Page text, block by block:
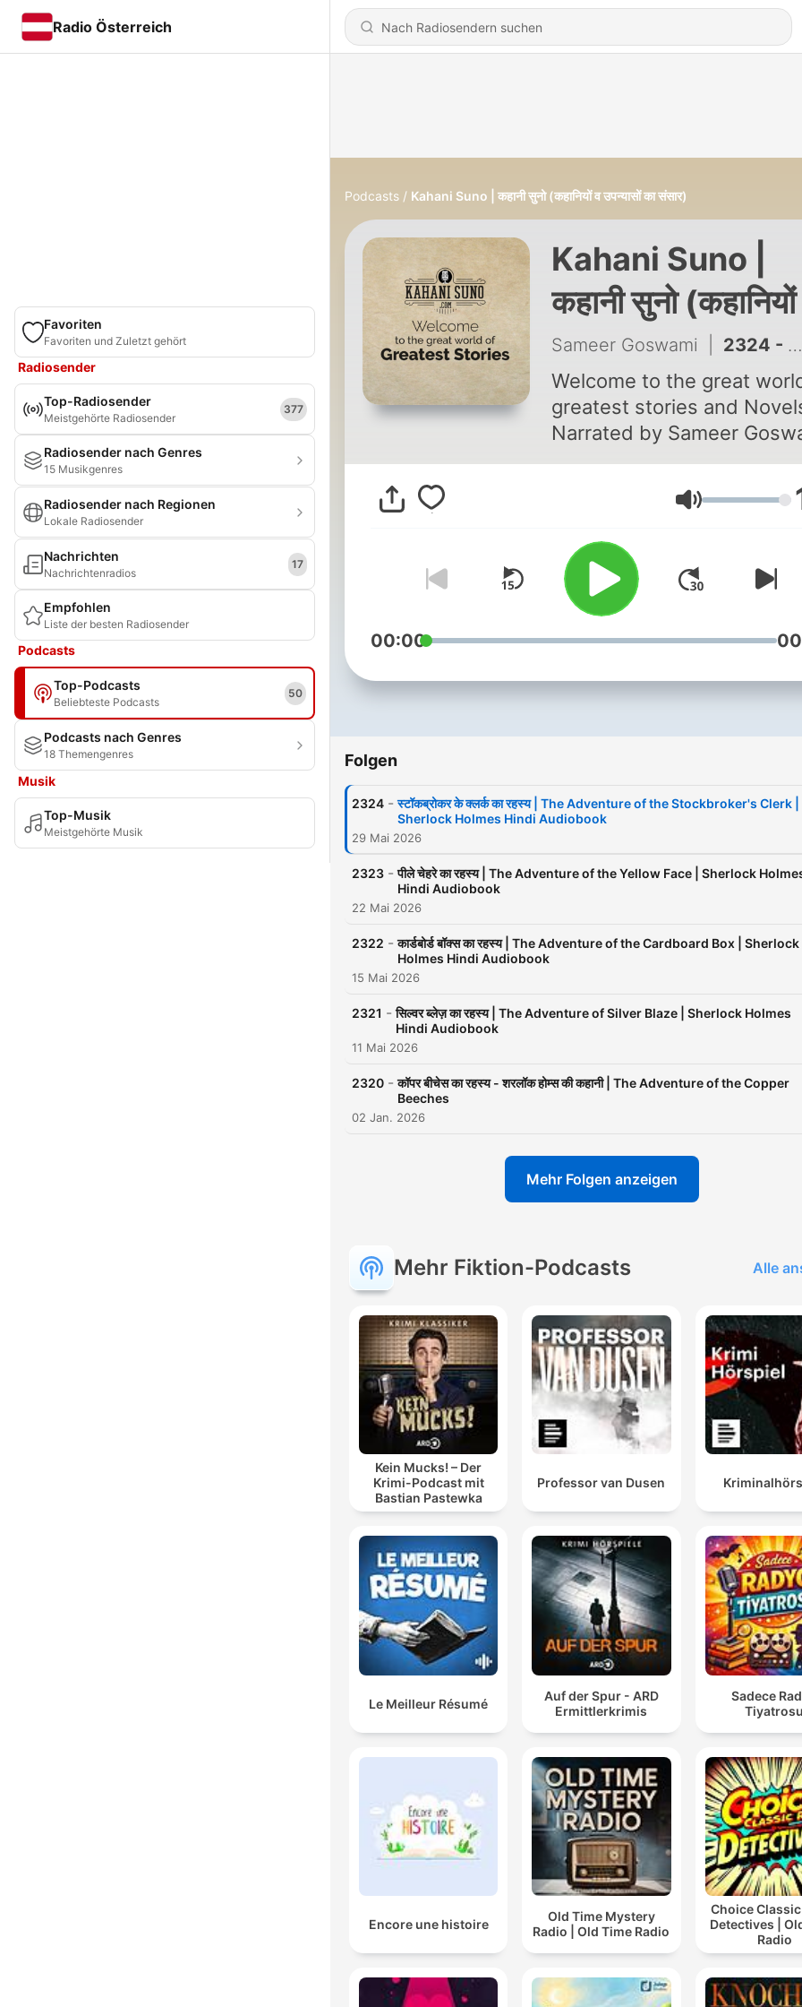
Radio Österreich
Favoriten
Favoriten und Zuletzt gehört
Radiosender
Top-Radiosender
Meistgehörte Radiosender
377
Radiosender nach Genres
15 Musikgenres
Radiosender nach Regionen
Lokale Radiosender
Nachrichten
Nachrichtenradios
17
Empfohlen
Liste der besten Radiosender
Podcasts
Top-Podcasts
Beliebteste Podcasts
50
Podcasts nach Genres
18 Themengenres
Musik
Top-Musik
Meistgehörte Musik
Podcasts Kahani Suno | कहानी सुनो (कहानियों व उपन्यासों का संसार)
Kahani Suno |
कहानी सुनो
उपन्यासों का संसार)
Sameer Goswami 2324 - स्टॉकब्रोकर के क्लर्क का रहस्य | The Adventure of the Stockbroker's Clerk | Sherlock Holmes Hindi Audiobook
Welcome to the great
greatest stories and
Narrated by Sameer
Lautstärke
00:00
Folgen
2324 - स्टॉकब्रोकर के क्लर्क का रहस्य | The Adventure of the Stockbroker's Clerk |
Sherlock Holmes Hindi Audiobook
29 Mai 2026
2323 - पीले चेहरे का रहस्य | The Adventure of the Yellow Face | Sherlock
Hindi Audiobook
22 Mai 2026
2322 - कार्डबोर्ड बॉक्स का रहस्य | The Adventure of the Cardboard Box | Sherlock
Holmes Hindi Audiobook
15 Mai 2026
2321 - सिल्वर ब्लेज़ का रहस्य | The Adventure of Silver Blaze | Sherlock Holmes
Hindi Audiobook
11 Mai 2026
2320 - कॉपर बीचेस का रहस्य - शरलॉक होम्स की कहानी | The Adventure of the Copper
Beeches
02 Jan. 2026
Mehr Folgen anzeigen
Mehr Fiktion-Podcasts Alle
Kein Mucks! – Der
Krimi-Podcast mit
Bastian Pastewka
Professor van Dusen
Le Meilleur Résumé
Auf der Spur - ARD
Ermittlerkrimis
Sadece
Encore une histoire
Old Time Mystery
Radio | Old Time Radio
Choice
Detectives |
Radio